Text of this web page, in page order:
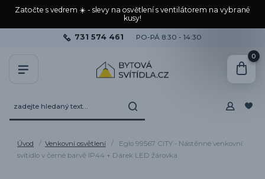
Zatočte s vedrem ☀️ - slevy na osvětlení s ventilátorem na vybrané
kusy!
731 574 461 PO-PÁ 8:30 - 14:30
0
Úvod Venkovní osvětlení
Eglo 99567 CITY - Nástěnné venkovní
svítidlo v černé barvě IP44 + Dárek LED žárovka